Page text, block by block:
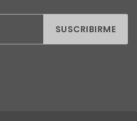
SUSCRIBIRME